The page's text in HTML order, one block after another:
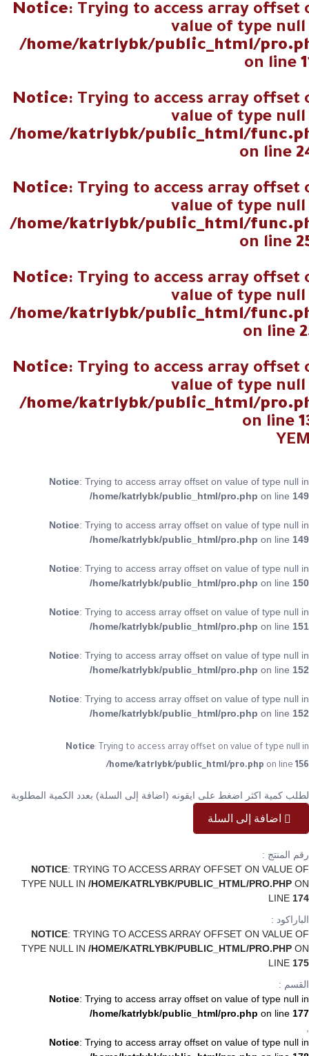
Notice: Trying to access array offset
value of type null
/home/katrlybk/public_html/
on line
Notice: Trying to access array offset
value of type null
/home/katrlybk/public_html/
on line
Notice: Trying to access array offset
value of type null
/home/katrlybk/public_html/
on line
Notice: Trying to access array offset
value of type null
/home/katrlybk/public_html/
on line
Notice: Trying to access array offset
value of type null
/home/katrlybk/public_html/
on line
Notice: Trying to access array offset on value of type null in
/home/katrlybk/public_html/pro.php on line 149
Notice: Trying to access array offset on value of type null in
/home/katrlybk/public_html/pro.php on line 149
Notice: Trying to access array offset on value of type null in
/home/katrlybk/public_html/pro.php on line 150
Notice: Trying to access array offset on value of type null in
/home/katrlybk/public_html/pro.php on line 151
Notice: Trying to access array offset on value of type null in
/home/katrlybk/public_html/pro.php on line 152
Notice: Trying to access array offset on value of type null in
/home/katrlybk/public_html/pro.php on line 152
Notice: Trying to access array offset on value of type null in
/home/katrlybk/public_html/pro.php on line 156
لطلب كمية اكثر اضغط على ايقونه (اضافة إلى السلة) بعدد الكمية المطلوبة
اضافة إلى السلة
رقم المنتج :
NOTICE: TRYING TO ACCESS ARRAY OFFSET ON VALUE OF
TYPE NULL IN /HOME/KATRLYBK/PUBLIC_HTML/PRO.PHP ON
LINE 174
الباراكود :
NOTICE: TRYING TO ACCESS ARRAY OFFSET ON VALUE OF
TYPE NULL IN /HOME/KATRLYBK/PUBLIC_HTML/PRO.PHP ON
LINE 175
القسم :
Notice: Trying to access array offset on value of type null in
/home/katrlybk/public_html/pro.php on line 177
Notice: Trying to access array offset on value of type null in